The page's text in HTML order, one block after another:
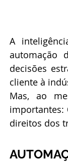
A
automação
decisões
cliente à
Mas, ao
importantes:
direitos dos